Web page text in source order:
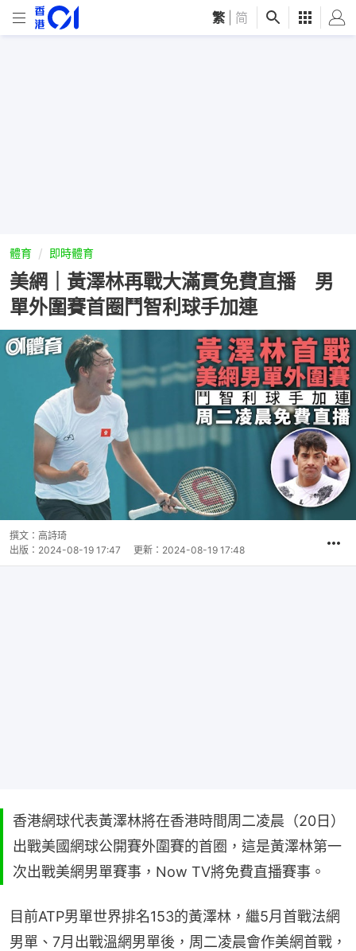
繁 简
體育 即時體育
美網｜黃澤林再戰大滿貫免費直播 男
單外圍賽首圈鬥智利球手加連
撰文： 高詩琦
出版： 2024-08-19 17:47 更新： 2024-08-19 17:48
香港網球代表黃澤林將在香港時間周二凌晨（20日）
出戰美國網球公開賽外圍賽的首圈，這是黃澤林第一
次出戰美網男單賽事，Now TV將免費直播賽事。
目前ATP男單世界排名153的黃澤林，繼5月首戰法網
男單、7月出戰溫網男單後，周二凌晨會作美網首戰，